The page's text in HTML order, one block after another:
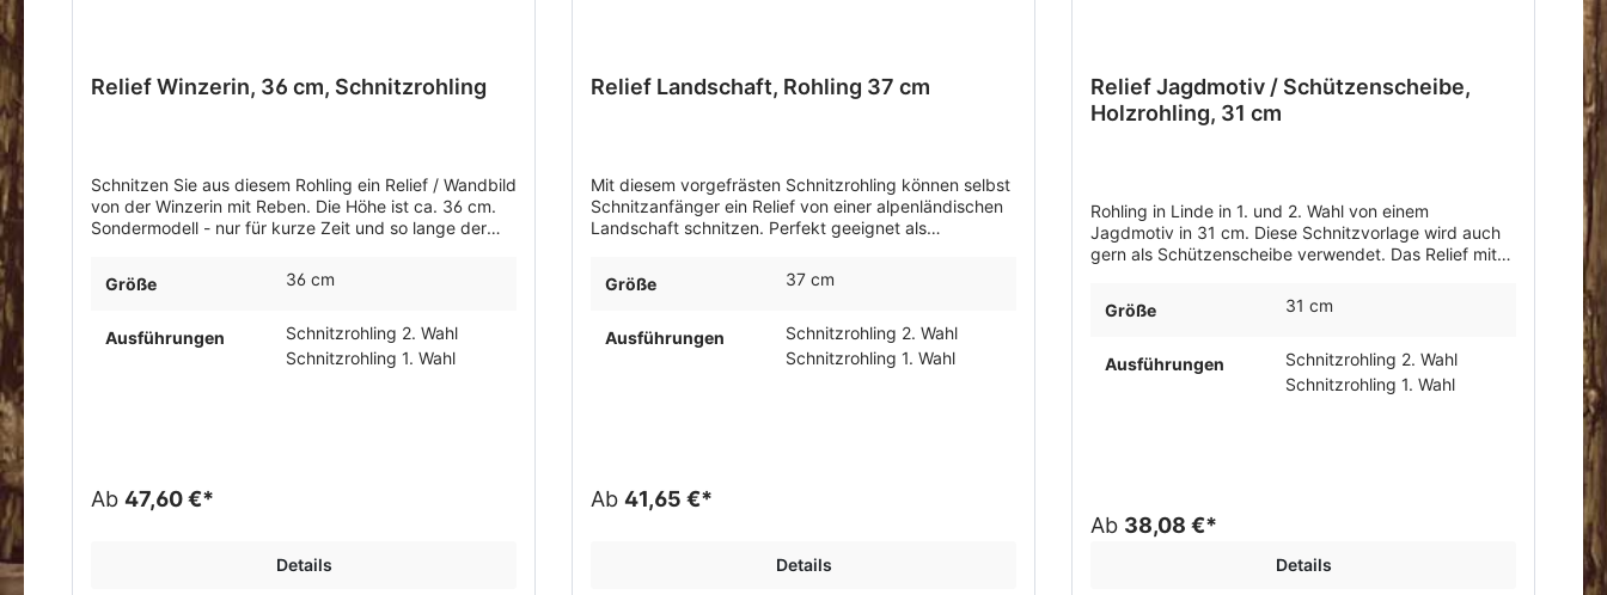
Relief Winzerin, 36 cm, Schnitzrohling
Schnitzen Sie aus diesem Rohling ein Relief / Wandbild
von der Winzerin mit Reben. Die Höhe ist ca. 36 cm.
Sondermodell - nur für kurze Zeit und so lange der
Größe
36 cm
Ausführungen
Schnitzrohling 2. Wahl
Schnitzrohling 1. Wahl
Ab 47,60 €*
Details
Relief Landschaft, Rohling 37 cm
Mit diesem vorgefrästen Schnitzrohling können selbst
Schnitzanfänger ein Relief von einer alpenländischen
Landschaft schnitzen. Perfekt geeignet als
Größe 37 cm
Ausführungen
Schnitzrohling 2. Wahl
Schnitzrohling 1. Wahl
Ab 41,65 €*
Details
Relief Jagdmotiv / Schützenscheibe,
Holzrohling, 31 cm
Rohling in Linde in 1. und 2. Wahl von einem
Jagdmotiv in 31 cm. Diese Schnitzvorlage wird auch
gern als Schützenscheibe verwendet. Das Relief mit
Größe
31 cm
Ausführungen
Schnitzrohling 2. Wahl
Schnitzrohling 1. Wahl
Ab 38,08 €*
Details